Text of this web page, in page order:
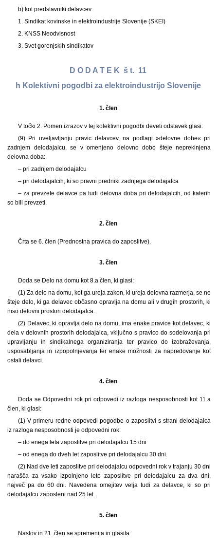
b) kot predstavniki delavcev:
1. Sindikat kovinske in elektroindustrije Slovenije (SKEI)
2. KNSS Neodvisnost
3. Svet gorenjskih sindikatov
D O D A T E K š t. 11
h Kolektivni pogodbi za elektroindustrijo Slovenije
1. člen
V točki 2. Pomen izrazov v tej kolektivni pogodbi deveti odstavek glasi:
(9) Pri uveljavljanju pravic delavcev, na podlagi »delovne dobe« pri
zadnjem delodajalcu, se v omenjeno delovno dobo šteje neprekinjena
delovna doba:
– pri zadnjem delodajalcu
– pri delodajalcih, ki so pravni predniki zadnjega delodajalca
– za prevzete delavce pa tudi delovna doba pri delodajalcih, od katerih
so bili prevzeti.
2. člen
Črta se 6. člen (Prednostna pravica do zaposlitve).
3. člen
Doda se Delo na domu kot 8.a člen, ki glasi:
(1) Za delo na domu, kot ga ureja zakon, ki ureja delovna razmerja, se ne
šteje delo, ki ga delavec občasno opravlja na domu ali v drugih prostorih, ki
niso delovni prostori delodajalca.
(2) Delavec, ki opravlja delo na domu, ima enake pravice kot delavec, ki
dela v delovnih prostorih delodajalca, vključno s pravico do sodelovanja pri
upravljanju in sindikalnega organiziranja ter pravico do izobraževanja,
usposabljanja in izpopolnjevanja ter enake možnosti za napredovanje kot
ostali delavci.
4. člen
Doda se Odpovedni rok pri odpovedi iz razloga nesposobnosti kot 11.a
člen, ki glasi:
(1) V primeru redne odpovedi pogodbe o zaposlitvi s strani delodajalca
iz razloga nesposobnosti je odpovedni rok:
– do enega leta zaposlitve pri delodajalcu 15 dni
– od enega do dveh let zaposlitve pri delodajalcu 30 dni.
(2) Nad dve leti zaposlitve pri delodajalcu odpovedni rok v trajanju 30 dni
narašča za vsako izpolnjeno leto zaposlitve pri delodajalcu za dva dni,
največ pa do 60 dni. Navedena omejitev velja tudi za delavce, ki so pri
delodajalcu zaposleni nad 25 let.
5. člen
Naslov in 21. člen se spremenita in glasita: